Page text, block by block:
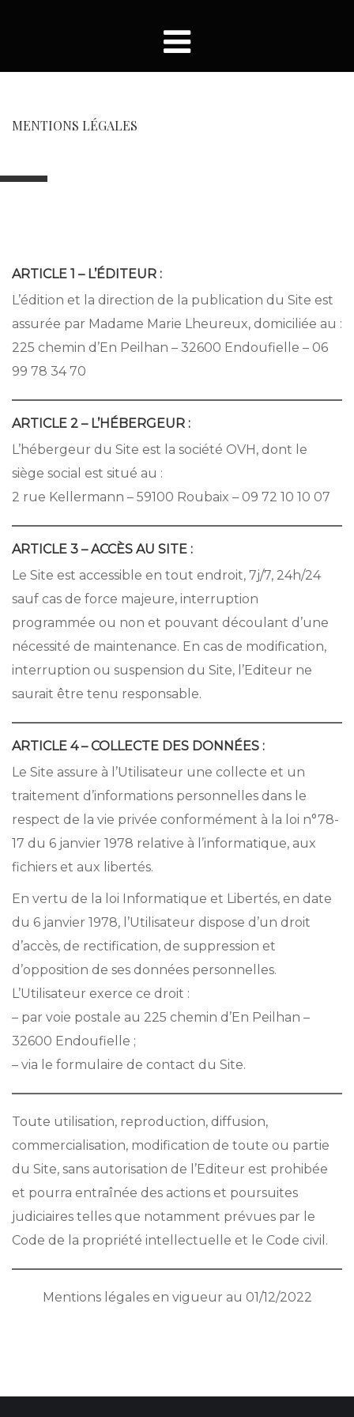
MENTIONS LÉGALES
ARTICLE 1 – L’ÉDITEUR :
L’édition et la direction de la publication du Site est
assurée par Madame Marie Lheureux, domiciliée au :
225 chemin d’En Peilhan – 32600 Endoufielle – 06
99 78 34 70
ARTICLE 2 – L’HÉBERGEUR :
L’hébergeur du Site est la société OVH, dont le
siège social est situé au :
2 rue Kellermann – 59100 Roubaix – 09 72 10 10 07
ARTICLE 3 – ACCÈS AU SITE :
Le Site est accessible en tout endroit, 7j/7, 24h/24
sauf cas de force majeure, interruption
programmée ou non et pouvant découlant d’une
nécessité de maintenance. En cas de modification,
interruption ou suspension du Site, l’Editeur ne
saurait être tenu responsable.
ARTICLE 4 – COLLECTE DES DONNÉES :
Le Site assure à l’Utilisateur une collecte et un
traitement d’informations personnelles dans le
respect de la vie privée conformément à la loi n°78-
17 du 6 janvier 1978 relative à l’informatique, aux
fichiers et aux libertés.
En vertu de la loi Informatique et Libertés, en date
du 6 janvier 1978, l’Utilisateur dispose d’un droit
d’accès, de rectification, de suppression et
d’opposition de ses données personnelles.
L’Utilisateur exerce ce droit :
– par voie postale au 225 chemin d’En Peilhan –
32600 Endoufielle ;
– via le formulaire de contact du Site.
Toute utilisation, reproduction, diffusion,
commercialisation, modification de toute ou partie
du Site, sans autorisation de l’Editeur est prohibée
et pourra entraînée des actions et poursuites
judiciaires telles que notamment prévues par le
Code de la propriété intellectuelle et le Code civil.
Mentions légales en vigueur au 01/12/2022